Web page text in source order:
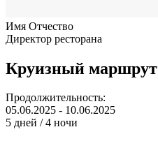
Имя Отчество
Директор ресторана
Круизный маршрут
Продолжительность:
05.06.2025 - 10.06.2025
5 дней / 4 ночи